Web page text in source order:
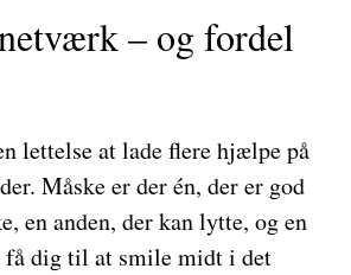
– og fordel
lettelse at lade flere hjælpe på
Måske er der én, der er god
en anden, der kan lytte, og en
få dig til at smile midt i det